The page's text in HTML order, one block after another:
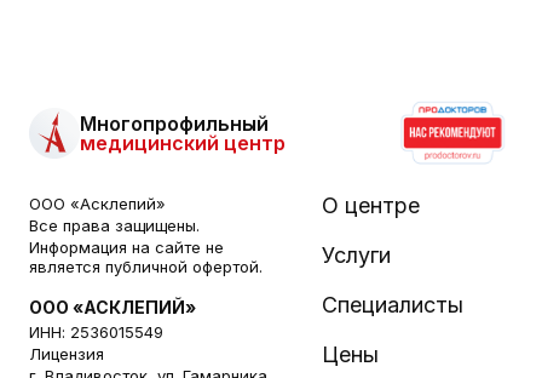
Многопрофильный
медицинский центр
ООО «Асклепий»
Все права защищены.
Информация на сайте не
является публичной офертой.
ООО «АСКЛЕПИЙ»
ИНН: 2536015549
Лицензия
О центре
Услуги
Специалисты
Цены